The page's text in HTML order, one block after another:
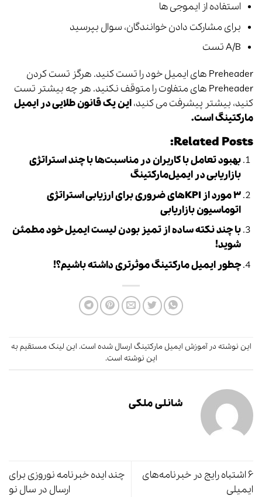
استفاده از ایموجی ها
برای مشارکت دادن خوانندگان، سوال بپرسید
A/B تست
Preheader‌ های ایمیل خود را تست کنید. هرگز تست کردن
Preheader‌ های متفاوت را متوقف نکنید. هر چه بیشتر تست
کنید، بیشتر پیشرفت می کنید،این یک قانون طلایی در ایمیل
مارکتینگ است.
Related Posts:
بهبود تعامل با کاربران در مناسبت‌ها با چند استراتژی
بازاریابی در ایمیل‌مارکتینگ
۳ مورد از KPIهای ضروری برای ارزیابی استراتژی
اتوماسیون بازاریابی
با چند نکته ساده از تمیز بودن لیست ایمیل خود مطمئن
شوید!
چطور ایمیل مارکتینگ موثرتری داشته باشیم؟!
این نوشته درآموزش ایمیل مارکتینگ ارسال شده است. این لینکمستقیم به
این نوشته است.
شانلی ملکی
۶ اشتباه رایج در خبرنامه‌های
ایمیلی
چند ایده خبرنامه نوروزی برای
ارسال در سال نو